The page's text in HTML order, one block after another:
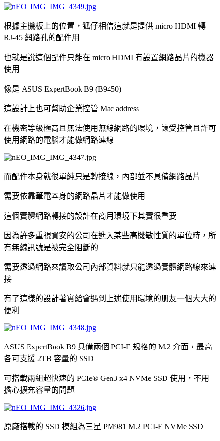
根據主機板上的位置，狐仔相信這就是提供 micro HDMI 轉
RJ-45 網路孔的配件用
也就是說這個配件只能在 micro HDMI 有設置網路晶片的機器
使用
像是 ASUS ExpertBook B9 (B9450)
這設計上也可幫助企業控管 Mac address
在機密等級極高且無法使用無線網路的環境，讓受控管且許可
使用網路的電腦才能做網路連線
而配件本身就很單純只是轉接線，內部並不具備網路晶片
需要依靠筆電本身的網路晶片才能做使用
這個實體網路轉接的設計在商用環境下其實很重要
因為許多重視資安的公司在進入某些高機敏性質的單位時，所
有無線訊號是被完全阻斷的
需要透過網路來讀取公司內部資料就只能透過實體網路線來連
接
有了這樣的設計著實給會遇到上述使用環境的朋友一個大大的
便利
ASUS ExpertBook B9 具備兩個 PCI-E 規格的 M.2 介面，最高
各可支援 2TB 容量的 SSD
可搭載兩組超快速的 PCIe® Gen3 x4 NVMe SSD 使用，不用
擔心擴充容量的問題
原廠搭載的 SSD 模組為三星 PM981 M.2 PCI-E NVMe SSD